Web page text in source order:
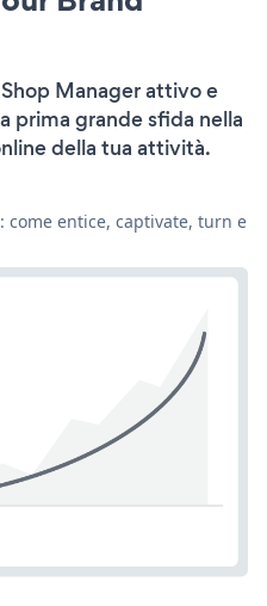
Manager attivo e
prima grande sfida nella
della tua attività.
entice, captivate, turn e